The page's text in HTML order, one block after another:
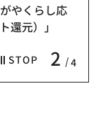
STOP 3 4
用ください